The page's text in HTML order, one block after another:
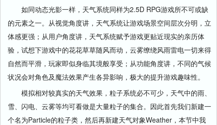
如同动态光影一样，天气系统同样为2.5D RPG游戏所不可或缺
的元素之一。从视觉角度讲，天气系统让游戏场景空间层次分明，立
体感更强；从用户角度讲，天气系统赋予游戏更贴近现实的亲历体
验，试想下游戏中的花花草草随风而动，云雾缭绕风雨雷电一切来得
自然而平滑，玩家即似身临其境般享受；从功能角度讲，不同的气候
状况会对角色及魔法效果产生各异影响，极大的提升游戏趣味性。
模拟相对较真实的天气效果，粒子系统必不可少，天气中的雨、
雪、闪电、云雾等均可看做是大量粒子的集合。因此首先我们新建一
个名为Particle的粒子类，然后再新建天气对象Weather ，本节中我